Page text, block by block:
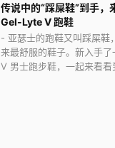
传说中的“踩屎鞋”到手
Gel-Lyte V 跑鞋
- 亚瑟士的跑鞋又叫踩屎鞋
来最舒服的鞋子。新入手
V 男士跑步鞋，一起来看看